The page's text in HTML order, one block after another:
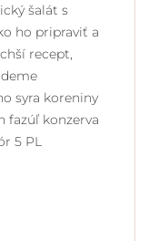
šalát s
ho pripraviť a
recept,
syra koreniny
fazúľ konzerva
5 PL